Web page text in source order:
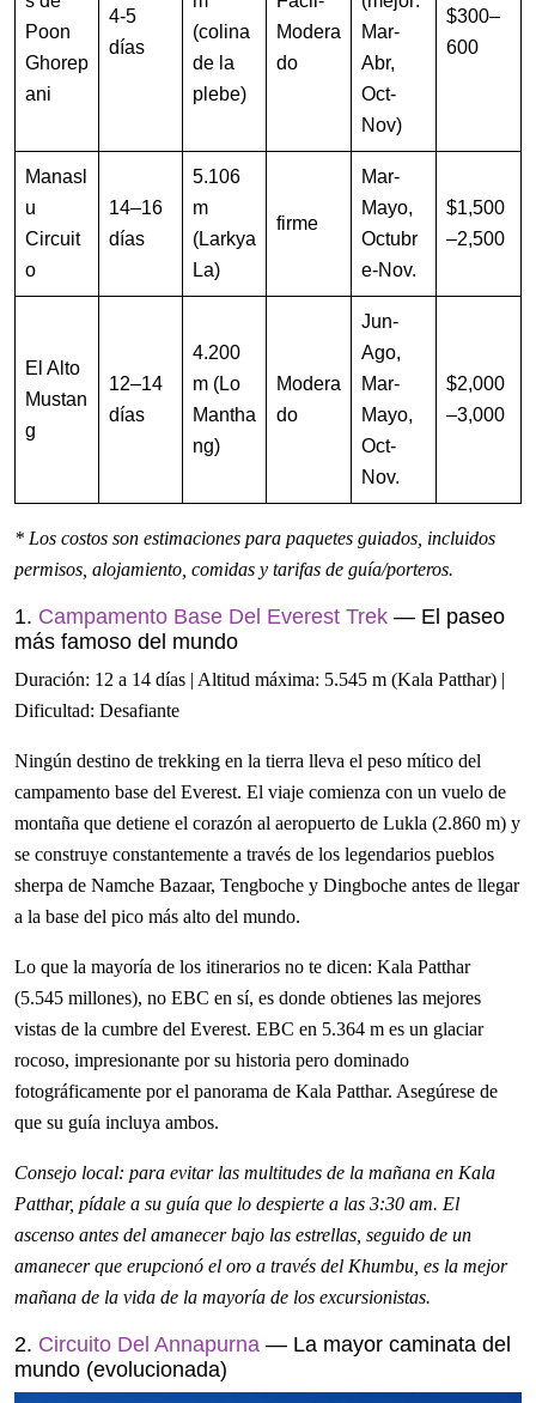
Poon
Ghorep
ani
4-5
días
(colina
de la
plebe)
Modera
do
Mar-
Abr,
Oct-
Nov)
$300–
600
Manasl
u
Circuit
o
14–16
días
5.106
m
(Larkya
La)
firme
Mar-
Mayo,
Octubr
e-Nov.
$1,500
–2,500
El Alto
Mustan
g
12–14
días
4.200
m (Lo
Mantha
ng)
Modera
do
Jun-
Ago,
Mar-
Mayo,
Oct-
Nov.
$2,000
–3,000
* Los costos son estimaciones para paquetes guiados, incluidos
permisos, alojamiento, comidas y tarifas de guía/porteros.
1. Campamento Base Del Everest Trek — El paseo
más famoso del mundo
Duración: 12 a 14 días | Altitud máxima: 5.545 m (Kala Patthar) |
Dificultad: Desafiante
Ningún destino de trekking en la tierra lleva el peso mítico del
campamento base del Everest. El viaje comienza con un vuelo de
montaña que detiene el corazón al aeropuerto de Lukla (2.860 m) y
se construye constantemente a través de los legendarios pueblos
sherpa de Namche Bazaar, Tengboche y Dingboche antes de llegar
a la base del pico más alto del mundo.
Lo que la mayoría de los itinerarios no te dicen: Kala Patthar
(5.545 millones), no EBC en sí, es donde obtienes las mejores
vistas de la cumbre del Everest. EBC en 5.364 m es un glaciar
rocoso, impresionante por su historia pero dominado
fotográficamente por el panorama de Kala Patthar. Asegúrese de
que su guía incluya ambos.
Consejo local: para evitar las multitudes de la mañana en Kala
Patthar, pídale a su guía que lo despierte a las 3:30 am. El
ascenso antes del amanecer bajo las estrellas, seguido de un
amanecer que erupcionó el oro a través del Khumbu, es la mejor
mañana de la vida de la mayoría de los excursionistas.
2. Circuito Del Annapurna — La mayor caminata del
mundo (evolucionada)